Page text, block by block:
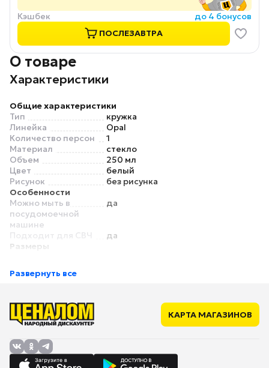
Кэшбек
до 4 бонусов
ПОСЛЕЗАВТРА
О товаре
Характеристики
Общие характеристики
Тип
кружка
Линейка
Opal
Количество персон
1
Материал
стекло
Объем
250 мл
Цвет
белый
Рисунок
без рисунка
Особенности
Можно мыть в
посудомоечной
машине
да
Подходит для СВЧ
да
Размеры
Развернуть все
КАРТА МАГАЗИНОВ